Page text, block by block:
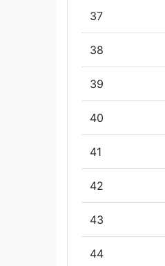
37
38
39
40
41
42
43
44